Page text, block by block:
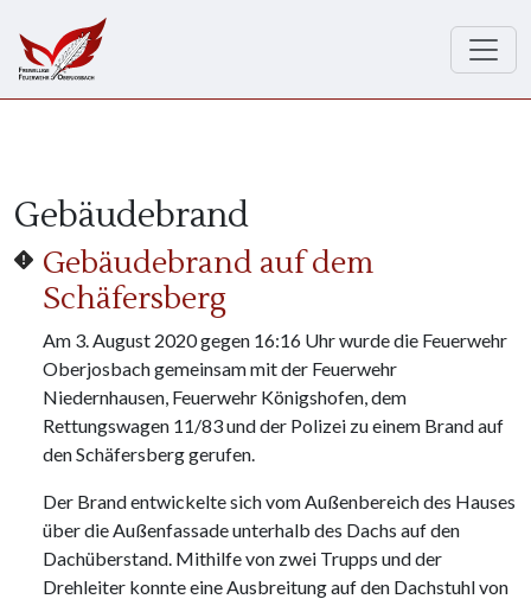
Gebäudebrand
Gebäudebrand auf dem
Schäfersberg
Am 3. August 2020 gegen 16:16 Uhr wurde die Feuerwehr
Oberjosbach gemeinsam mit der Feuerwehr
Niedernhausen, Feuerwehr Königshofen, dem
Rettungswagen 11/83 und der Polizei zu einem Brand auf
den Schäfersberg gerufen.
Der Brand entwickelte sich vom Außenbereich des Hauses
über die Außenfassade unterhalb des Dachs auf den
Dachüberstand. Mithilfe von zwei Trupps und der
Drehleiter konnte eine Ausbreitung auf den Dachstuhl von